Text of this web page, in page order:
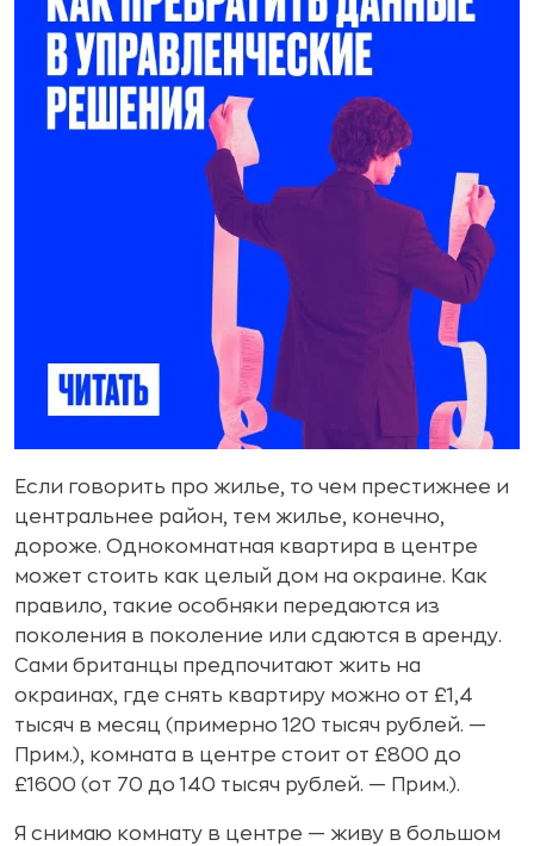
Если говорить про жилье, то чем престижнее и
центральнее район, тем жилье, конечно,
дороже. Однокомнатная квартира в центре
может стоить как целый дом на окраине. Как
правило, такие особняки передаются из
поколения в поколение или сдаются в аренду.
Сами британцы предпочитают жить на
окраинах, где снять квартиру можно от £1,4
тысяч в месяц (примерно 120 тысяч рублей. —
Прим.), комната в центре стоит от £800 до
£1600 (от 70 до 140 тысяч рублей. — Прим.).
Я снимаю комнату в центре — живу в большом